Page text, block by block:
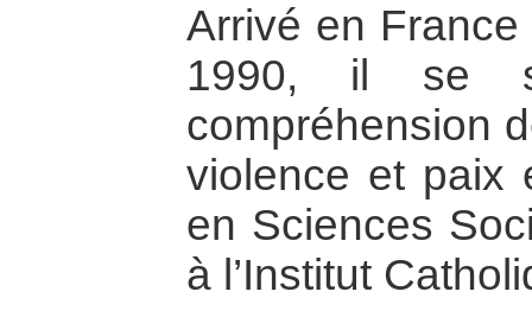
Arrivé en
1990, il se
compréhension
violence et paix
en Sciences
à l’Institut